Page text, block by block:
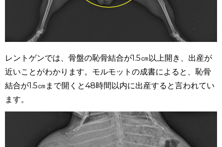
レントゲンでは、骨盤の恥骨結合が1.5㎝以上開き、出産が
近いことがわかります。モルモットの成書によると、恥骨
結合が1.5㎝まで開くと48時間以内に出産すると言われてい
ます。